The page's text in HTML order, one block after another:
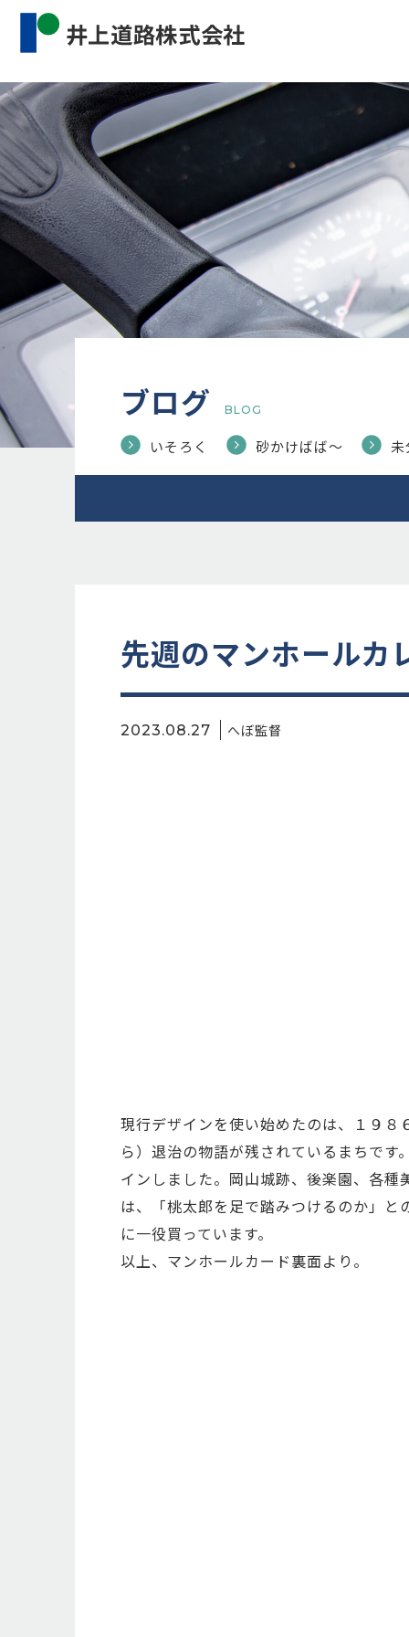
Warning: Undefined property:
content/themes/inourdoro_theme_2024/
ブログ BLOG
いそろく 砂かけばば〜
先週のマンホールカ
2023.08.27 へぼ監督
現行デザインを使い始めたのは、１９
ら）退治の物語が残されているまちで
インしました。岡山城跡、後楽園、各
は、「桃太郎を足で踏みつけるのか」
に一役買っています。
以上、マンホールカード裏面より。